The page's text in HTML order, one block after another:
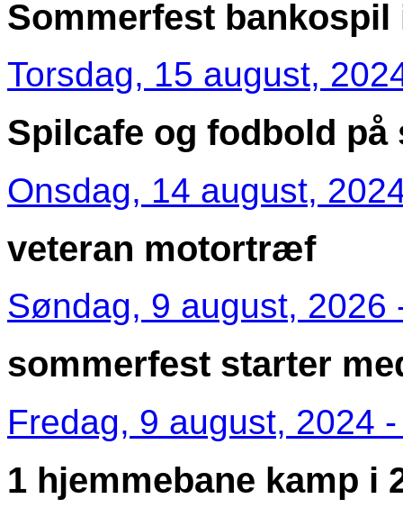
Sommerfest bankospil
Torsdag, 15 august,
Spilcafe og fodbold på
Onsdag, 14 august,
veteran motortræf
Søndag, 9 august, 2026
sommerfest starter
Fredag, 9 august, 2024
1 hjemmebane kamp i